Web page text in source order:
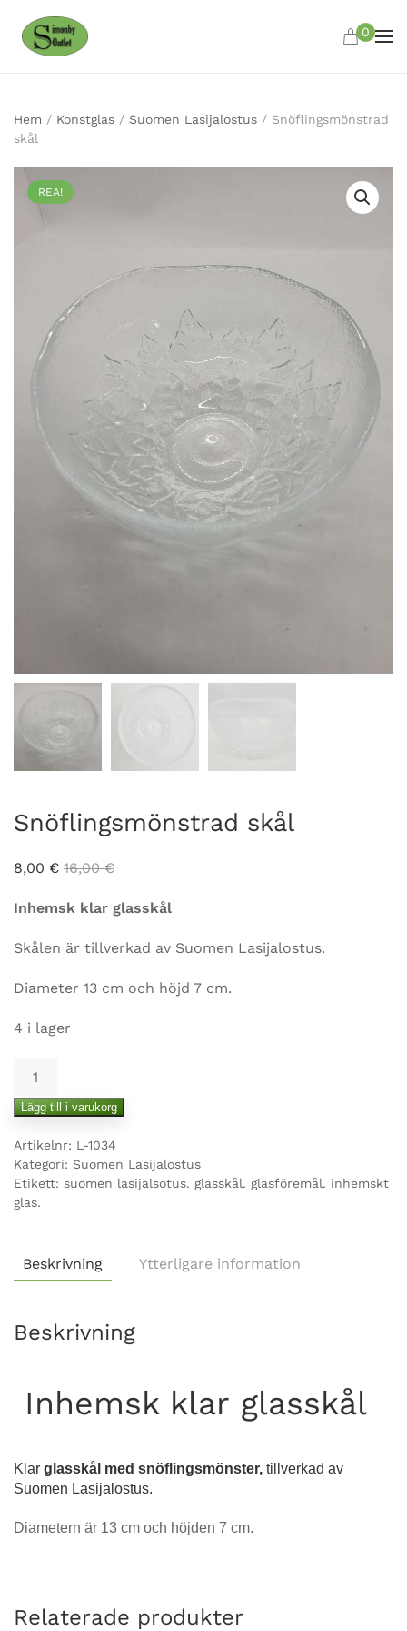
Skip to main content
0
Hem / Konstglas / Suomen Lasijalostus / Snöflingsmönstrad
skål
REA!
Snöflingsmönstrad skål
8,00 € 16,00€
Inhemsk klar glasskål
Skålen är tillverkad av Suomen Lasijalostus.
Diameter 13 cm och höjd 7 cm.
4 i lager
mängd
Lägg till i varukorg
Artikelnr: L-1034
Kategori: Suomen Lasijalostus
Etikett: suomen lasijalsotus. glasskål. glasföremål. inhemskt
glas.
Beskrivning Ytterligare information
Beskrivning
Inhemsk klar glasskål
Klar glasskål med snöflingsmönster, tillverkad av
Suomen Lasijalostus.
Diametern är 13 cm och höjden 7 cm.
Relaterade produkter